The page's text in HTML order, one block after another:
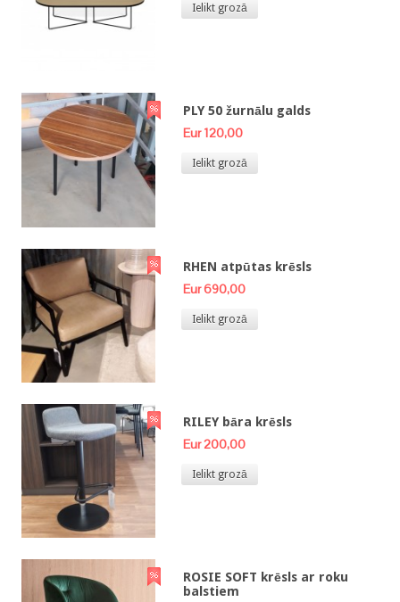
Ielikt grozā
PLY 50 žurnālu galds
Eur 120,00
Ielikt grozā
RHEN atpūtas krēsls
Eur 690,00
Ielikt grozā
RILEY bāra krēsls
Eur 200,00
Ielikt grozā
ROSIE SOFT krēsls ar roku
balstiem